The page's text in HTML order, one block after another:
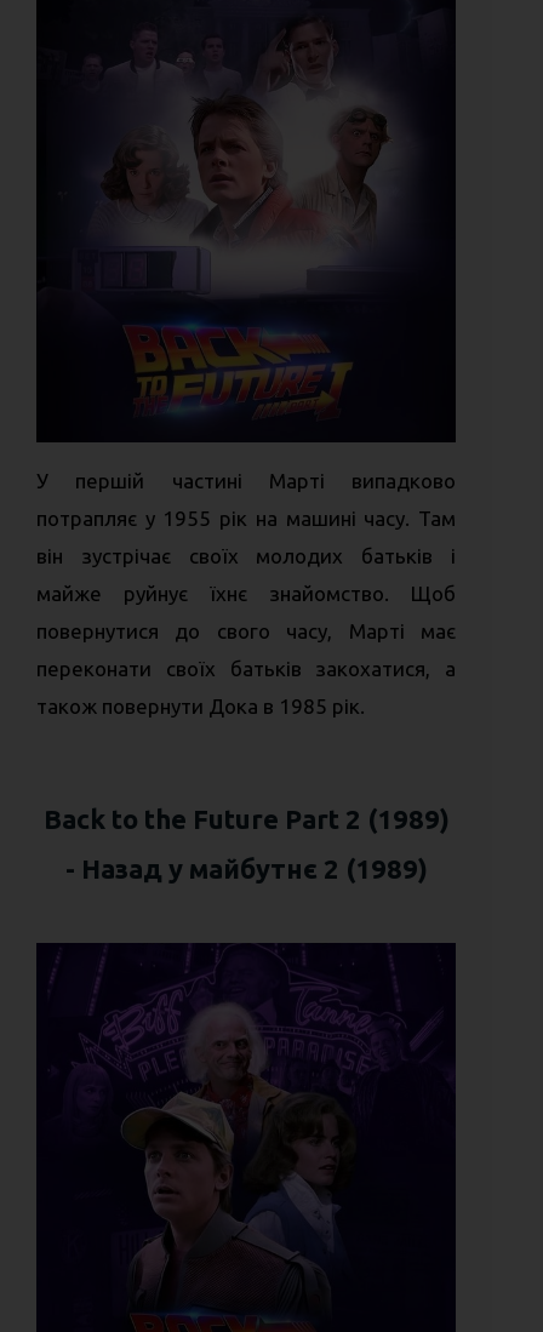
У першій частині Марті випадково
потрапляє у 1955 рік на машині часу. Там
він зустрічає своїх молодих батьків і
майже руйнує їхнє знайомство. Щоб
повернутися до свого часу, Марті має
переконати своїх батьків закохатися, а
також повернути Дока в 1985 рік.
Back to the Future Part 2 (1989)
- Назад у майбутнє 2 (1989)